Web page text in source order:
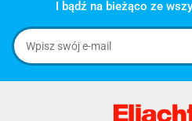
I bądź na bieżąco ze